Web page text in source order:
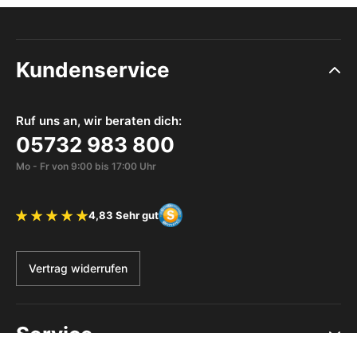
Kundenservice
Ruf uns an, wir beraten dich:
05732 983 800
Mo - Fr von 9:00 bis 17:00 Uhr
Bewertung 4.83 von 5 Sternen
4,83 Sehr gut
Vertrag widerrufen
Service